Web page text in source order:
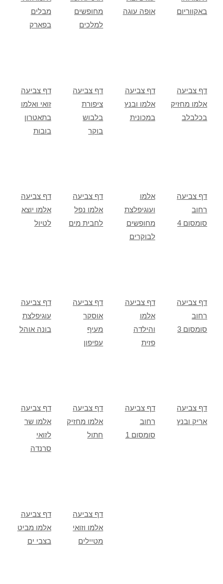
מבלים
בפארק
מחופשים
למלכים
אופה עוגה
באקווריום
דף צביעה
זואי ואלמו
בתאטרון
בובות
דף צביעה
ציפורת
בלבוש
בוקר
דף צביעה
אלמו ובנץ
במכונית
דף צביעה
אלמו מחזיק
בכלבלב
דף צביעה
אלמו יוצא
לטיול
דף צביעה
אלמו נפל
לחבית מים
אלמו
ועוגיפלצת
מחופשים
לבוקרים
דף צביעה
רחוב
סומסום 4
דף צביעה
עוגיפלצת
בונה אוהל
דף צביעה
אוסקר
מעיף
עפיפון
דף צביעה
אלמו
והילדה
פזית
דף צביעה
רחוב
סומסום 3
דף צביעה
אלמו שר
לזואי
סרנדה
דף צביעה
אלמו מחזיק
חתול
דף צביעה
רחוב
סומסום 1
דף צביעה
אריק ובנץ
דף צביעה
אלמו מביט
בצבי ים
דף צביעה
אלמו וזואי
מטיילים